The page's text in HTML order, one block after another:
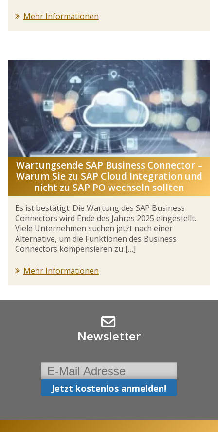
Mehr Informationen
Wartungsende SAP Business Connector –
Warum Sie zu SAP Cloud Integration und
nicht zu SAP PO wechseln sollten
Es ist bestätigt: Die Wartung des SAP Business
Connectors wird Ende des Jahres 2025 eingestellt.
Viele Unternehmen suchen jetzt nach einer
Alternative, um die Funktionen des Business
Connectors kompensieren zu […]
Mehr Informationen
Newsletter